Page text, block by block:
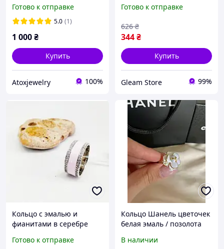
серебро 925 проба
,белый камень
Готово к отправке
5.0 (1)
1 000₴
Купить
Atoxjewelry 100%
Готово к отправке
344₴
626 ₴
Купить
Gleam Store 99%
Кольцо с эмалью и
фианитами в серебре
Готово к отправке
Кольцо Шанель цветочек
белая эмаль / позолота
В наличии